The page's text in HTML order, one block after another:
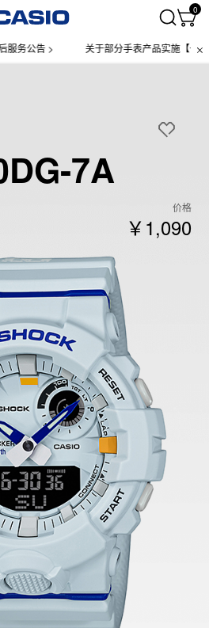
0
公告 > 关于部分手表产品实施【一物一
7A
价格
￥1,090